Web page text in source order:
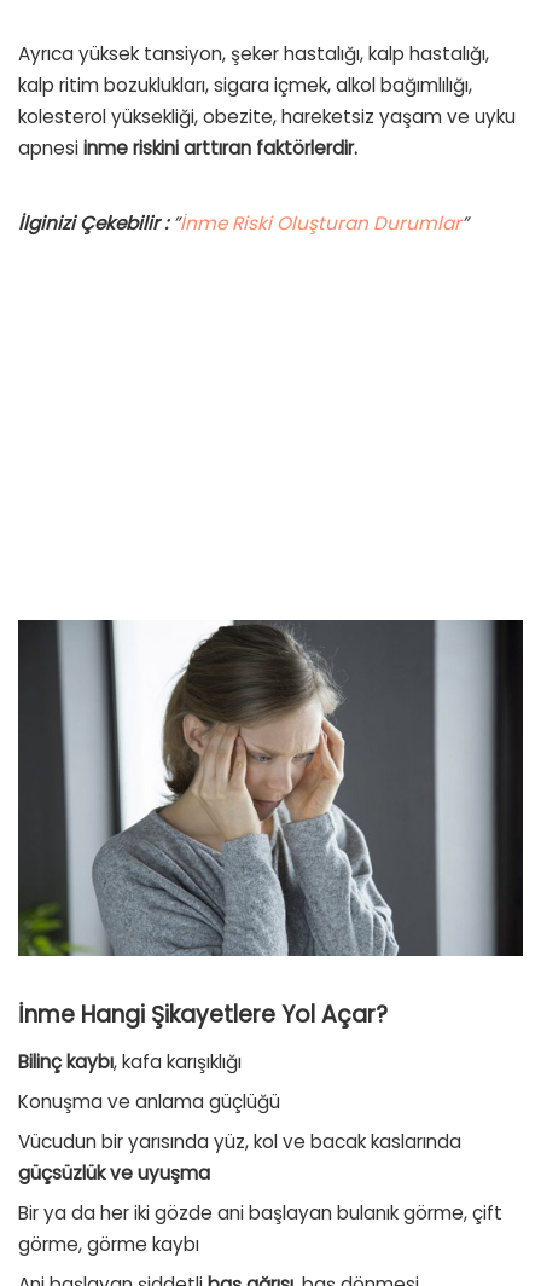
Ayrıca yüksek tansiyon, şeker hastalığı, kalp hastalığı,
kalp ritim bozuklukları, sigara içmek, alkol bağımlılığı,
kolesterol yüksekliği, obezite, hareketsiz yaşam ve uyku
apnesiinme riskini arttıran faktörlerdir.
İlginizi Çekebilir :”İnme Riski Oluşturan Durumlar”
İnme Hangi Şikayetlere Yol Açar?
Bilinç kaybı, kafa karışıklığı
Konuşma ve anlama güçlüğü
Vücudun bir yarısında yüz, kol ve bacak kaslarında
güçsüzlük ve uyuşma
Bir ya da her iki gözde ani başlayan bulanık görme, çift
görme, görme kaybı